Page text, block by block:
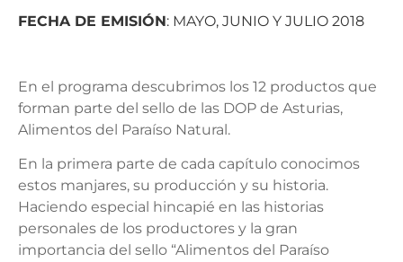
FECHA DE EMISIÓN: MAYO, JUNIO Y JULIO 2018
En el programa descubrimos los 12 productos que
forman parte del sello de las DOP de Asturias,
Alimentos del Paraíso Natural.
En la primera parte de cada capítulo conocimos
estos manjares, su producción y su historia.
Haciendo especial hincapié en las historias
personales de los productores y la gran
importancia del sello “Alimentos del Paraíso